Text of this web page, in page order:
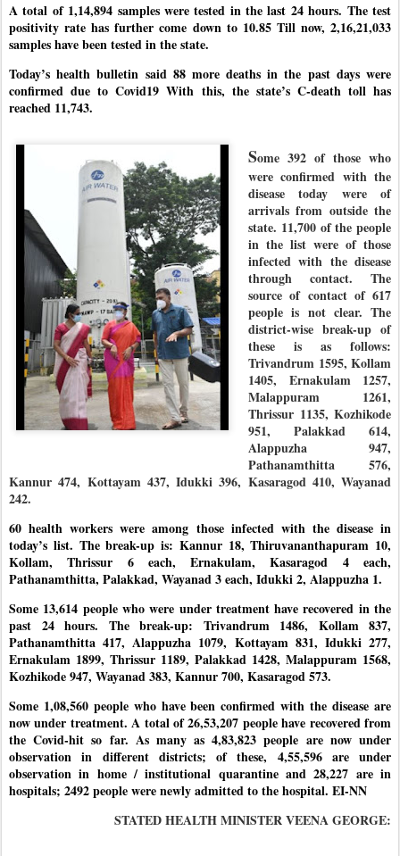
A total of 1,14,894 samples were tested in the last 24 hours. The test
positivity rate has further come down to 10.85 Till now, 2,16,21,033
samples have been tested in the state.
Today’s health bulletin said 88 more deaths in the past days were
confirmed due to Covid19 With this, the state’s C-death toll has
reached 11,743.
Some 392 of those who
were confirmed with the
disease today were of
arrivals from outside the
state. 11,700 of the people
in the list were of those
infected with the disease
through contact. The
source of contact of 617
people is not clear. The
district-wise break-up of
these is as follows:
Trivandrum 1595, Kollam
1405, Ernakulam 1257,
Malappuram 1261,
Thrissur 1135, Kozhikode
951, Palakkad 614,
Alappuzha 947,
Pathanamthitta 576,
Kannur 474, Kottayam 437, Idukki 396, Kasaragod 410, Wayanad
242.
60 health workers were among those infected with the disease in
today’s list. The break-up is: Kannur 18, Thiruvananthapuram 10,
Kollam, Thrissur 6 each, Ernakulam, Kasaragod 4 each,
Pathanamthitta, Palakkad, Wayanad 3 each, Idukki 2, Alappuzha 1.
Some 13,614 people who were under treatment have recovered in the
past 24 hours. The break-up: Trivandrum 1486, Kollam 837,
Pathanamthitta 417, Alappuzha 1079, Kottayam 831, Idukki 277,
Ernakulam 1899, Thrissur 1189, Palakkad 1428, Malappuram 1568,
Kozhikode 947, Wayanad 383, Kannur 700, Kasaragod 573.
Some 1,08,560 people who have been confirmed with the disease are
now under treatment. A total of 26,53,207 people have recovered from
the Covid-hit so far. As many as 4,83,823 people are now under
observation in different districts; of these, 4,55,596 are under
observation in home / institutional quarantine and 28,227 are in
hospitals; 2492 people were newly admitted to the hospital. EI-NN
STATED HEALTH MINISTER VEENA GEORGE: